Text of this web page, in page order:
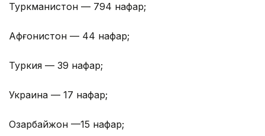
Туркманистон — 794 нафар;
Афғонистон — 44 нафар;
Туркия — 39 нафар;
Украина — 17 нафар;
Озарбайжон —15 нафар;